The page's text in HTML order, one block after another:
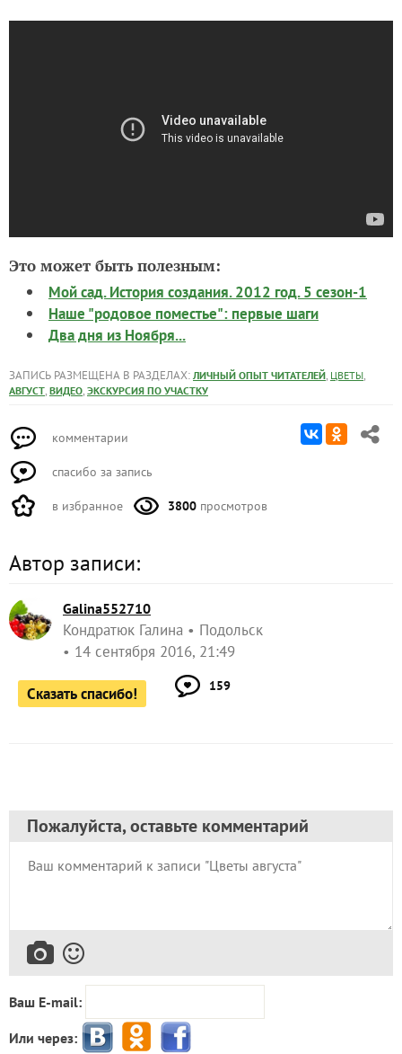
Это может быть полезным:
Мой сад. История создания. 2012 год. 5 сезон-1
Наше "родовое поместье": первые шаги
Два дня из Ноября...
ЗАПИСЬ РАЗМЕЩЕНА В РАЗДЕЛАХ: ЛИЧНЫЙ ОПЫТ ЧИТАТЕЛЕЙ, ЦВЕТЫ,
АВГУСТ, ВИДЕО, ЭКСКУРСИЯ ПО УЧАСТКУ
комментарии
спасибо за запись
в избранное 3800 просмотров
Автор записи:
Galina552710
Кондратюк Галина
Подольск
14 сентября 2016, 21:49
Сказать спасибо! 159
Пожалуйста, оставьте комментарий
Ваш E-mail:
Или через: